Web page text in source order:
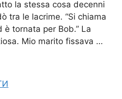
la stessa cosa decenni
tra le lacrime. “Si chiama
è tornata per Bob.” La
Mio marito fissava …